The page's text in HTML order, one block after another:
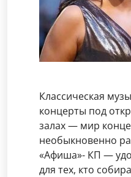
Классическая
концерты под
залах — мир
необыкновенно
«Афиша»- КП —
для тех, кто